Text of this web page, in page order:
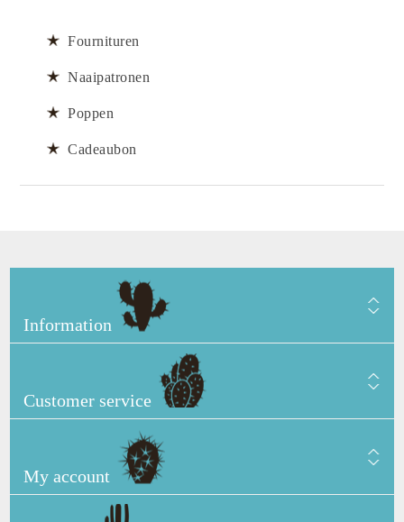
Fournituren
Naaipatronen
Poppen
Cadeaubon
Information
Customer service
My account